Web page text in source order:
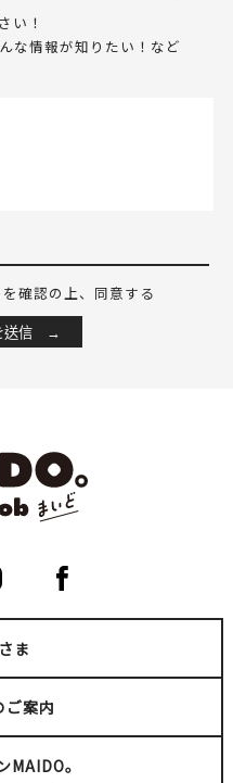
い！
な情報が知りたい！など
確認の上、同意する
ま
ご案内
MAIDO。